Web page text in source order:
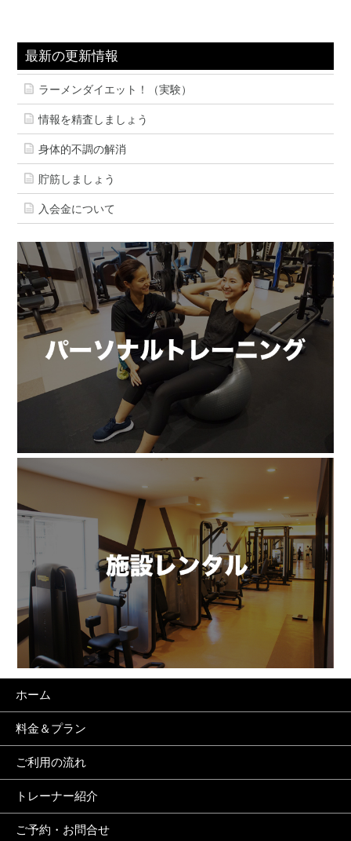
最新の更新情報
ラーメンダイエット！（実験）
情報を精査しましょう
身体的不調の解消
貯筋しましょう
入会金について
ホーム
料金＆プラン
ご利用の流れ
トレーナー紹介
ご予約・お問合せ